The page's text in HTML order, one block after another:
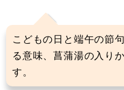
こどもの日と端午の節
る意味、菖蒲湯の入り
す。